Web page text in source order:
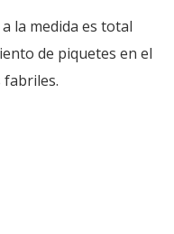
la medida es total
de piquetes en el
fabriles.